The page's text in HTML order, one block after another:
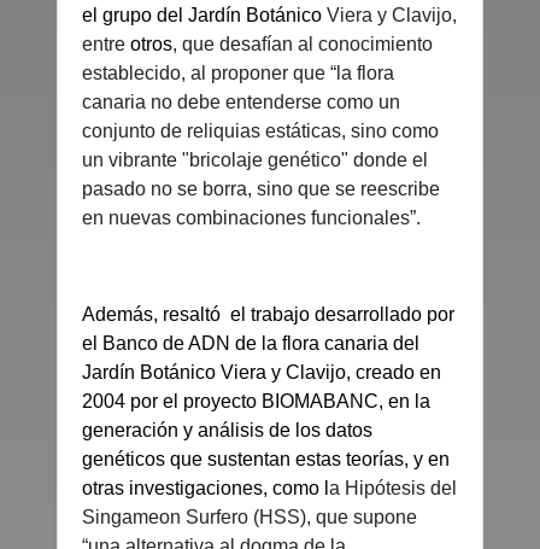
el grupo del Jardín Botánico Viera y Clavijo,
entre otros, que desafían al conocimiento
establecido, al proponer que “la flora
canaria no debe entenderse como un
conjunto de reliquias estáticas, sino como
un vibrante "bricolaje genético" donde el
pasado no se borra, sino que se reescribe
en nuevas combinaciones funcionales”.
Además, resaltó el trabajo desarrollado por
el Banco de ADN de la flora canaria del
Jardín Botánico Viera y Clavijo, creado en
2004 por el proyecto BIOMABANC, en la
generación y análisis de los datos
genéticos que sustentan estas teorías, y en
otras investigaciones, como l a Hipótesis del
Singameon Surfero (HSS), que supone